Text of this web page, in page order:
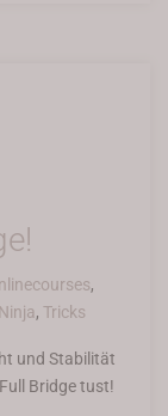
,
, Tricks
und Stabilität
Bridge tust!